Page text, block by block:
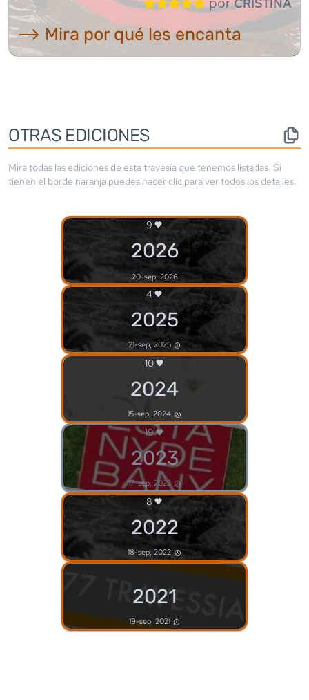
⟶ Mira por qué les encanta
OTRAS EDICIONES
Mira todas las ediciones de esta travesía que tenemos listadas. Si
tienen el borde naranja puedes hacer clic para ver todos los detalles.
9
2026
20-sep, 2026
4
2025
21-sep, 2025
10
2024
15-sep, 2024
19
2023
17-sep, 2023
8
2022
18-sep, 2022
2021
19-sep, 2021